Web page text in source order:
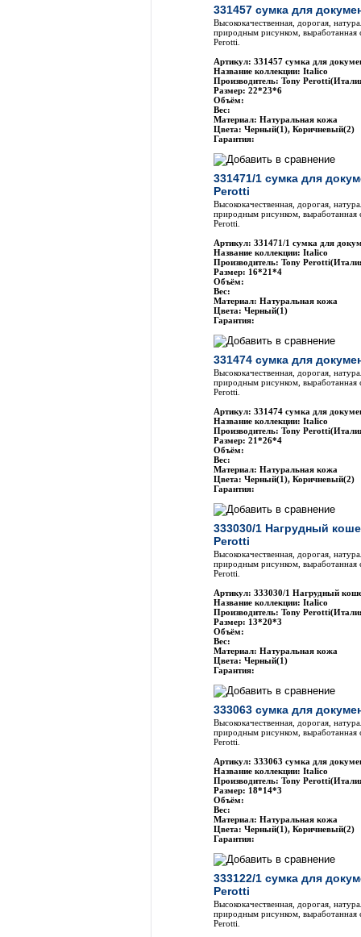
331457 сумка для
Высококачественная, дорогая,
природным рисунком, выработанная
Perotti.
Артикул: 331457 сумка для
Название коллекции: Italico
Производитель: Tony
Размер: 22*23*6
Объём:
Вес:
Материал: Натуральная кожа
Цвета: Черный(1), Коричневый(2)
Гарантия:
331471/1 сумка для
Perotti
Высококачественная, дорогая,
природным рисунком, выработанная
Perotti.
Артикул: 331471/1 сумка для
Название коллекции: Italico
Производитель: Tony
Размер: 16*21*4
Объём:
Вес:
Материал: Натуральная кожа
Цвета: Черный(1)
Гарантия:
331474 сумка для
Высококачественная, дорогая,
природным рисунком, выработанная
Perotti.
Артикул: 331474 сумка для
Название коллекции: Italico
Производитель: Tony
Размер: 21*26*4
Объём:
Вес:
Материал: Натуральная кожа
Цвета: Черный(1), Коричневый(2)
Гарантия:
333030/1 Нагрудный
Perotti
Высококачественная, дорогая,
природным рисунком, выработанная
Perotti.
Артикул: 333030/1 Нагрудный
Название коллекции: Italico
Производитель: Tony
Размер: 13*20*3
Объём:
Вес:
Материал: Натуральная кожа
Цвета: Черный(1)
Гарантия:
333063 сумка для
Высококачественная, дорогая,
природным рисунком, выработанная
Perotti.
Артикул: 333063 сумка для
Название коллекции: Italico
Производитель: Tony
Размер: 18*14*3
Объём:
Вес:
Материал: Натуральная кожа
Цвета: Черный(1), Коричневый(2)
Гарантия:
333122/1 сумка для
Perotti
Высококачественная, дорогая,
природным рисунком, выработанная
Perotti.